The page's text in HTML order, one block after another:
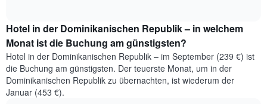
den
durchschnittlichen
Preis
für
ein
Doppelzimmer
der
Hotel in der Dominikanischen Republik – in welchem
Monat ist die Buchung am günstigsten?
Hotel in der Dominikanischen Republik – im September (239 €) ist
die Buchung am günstigsten. Der teuerste Monat, um in der
Dominikanischen Republik zu übernachten, ist wiederum der
Januar (453 €).